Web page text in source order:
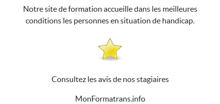
Notre site de formation accueille dans les meilleures
conditions les personnes en situation de handicap.
Consultez les avis de nos stagiaires
MonFormatrans.info